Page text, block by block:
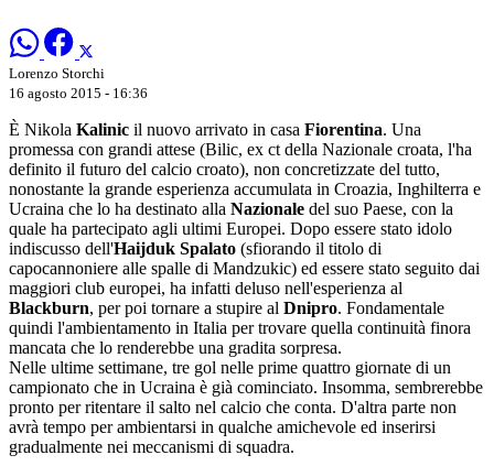
Lorenzo Storchi
16 agosto 2015 - 16:36
È Nikola Kalinic il nuovo arrivato in casa Fiorentina. Una
promessa con grandi attese (Bilic, ex ct della Nazionale croata, l'ha
definito il futuro del calcio croato), non concretizzate del tutto,
nonostante la grande esperienza accumulata in Croazia, Inghilterra e
Ucraina che lo ha destinato alla Nazionale del suo Paese, con la
quale ha partecipato agli ultimi Europei. Dopo essere stato idolo
indiscusso dell'Haijduk Spalato (sfiorando il titolo di
capocannoniere alle spalle di Mandzukic) ed essere stato seguito dai
maggiori club europei, ha infatti deluso nell'esperienza al
Blackburn, per poi tornare a stupire al Dnipro. Fondamentale
quindi l'ambientamento in Italia per trovare quella continuità finora
mancata che lo renderebbe una gradita sorpresa.
Nelle ultime settimane, tre gol nelle prime quattro giornate di un
campionato che in Ucraina è già cominciato. Insomma, sembrerebbe
pronto per ritentare il salto nel calcio che conta. D'altra parte non
avrà tempo per ambientarsi in qualche amichevole ed inserirsi
gradualmente nei meccanismi di squadra.